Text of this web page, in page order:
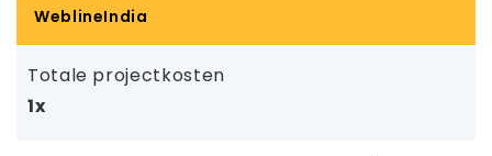
WeblineIndia
Totale projectkosten
1x